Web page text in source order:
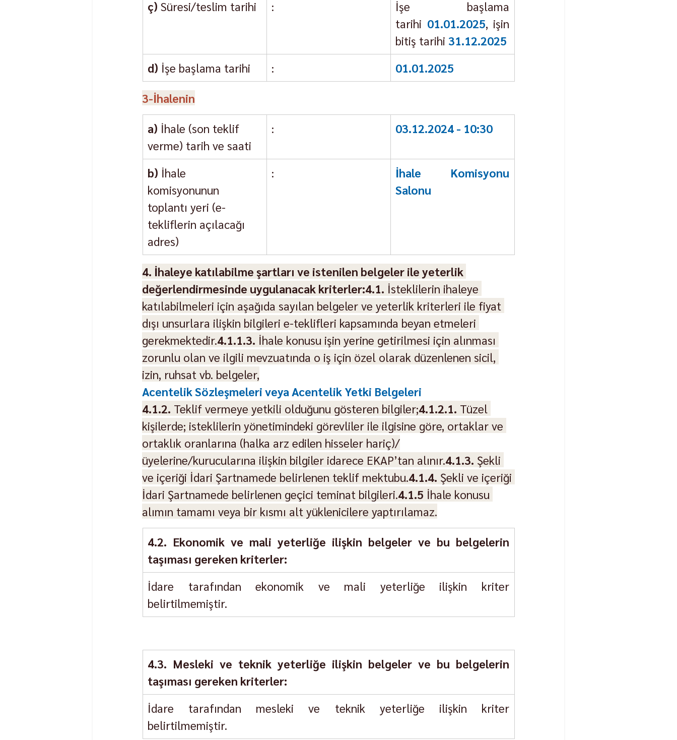
ç) Süresi/teslim tarihi :
İşe başlama
tarihi 01.01.2025, işin
bitiş tarihi 31.12.2025
d) İşe başlama tarihi :
01.01.2025
3-İhalenin
a) İhale (son teklif
verme) tarih ve saati
: 03.12.2024 - 10:30
b) İhale
komisyonunun
toplantı yeri (e-
tekliflerin açılacağı
adres)
:
İhale Komisyonu
Salonu
4. İhaleye katılabilme şartları ve istenilen belgeler ile yeterlik
değerlendirmesinde uygulanacak kriterler:4.1. İsteklilerin ihaleye
katılabilmeleri için aşağıda sayılan belgeler ve yeterlik kriterleri ile fiyat
dışı unsurlara ilişkin bilgileri e-teklifleri kapsamında beyan etmeleri
gerekmektedir.4.1.1.3. İhale konusu işin yerine getirilmesi için alınması
zorunlu olan ve ilgili mevzuatında o iş için özel olarak düzenlenen sicil,
izin, ruhsat vb. belgeler,
Acentelik Sözleşmeleri veya Acentelik Yetki Belgeleri
4.1.2. Teklif vermeye yetkili olduğunu gösteren bilgiler;4.1.2.1. Tüzel
kişilerde; isteklilerin yönetimindeki görevliler ile ilgisine göre, ortaklar ve
ortaklık oranlarına (halka arz edilen hisseler hariç)/
üyelerine/kurucularına ilişkin bilgiler idarece EKAP’tan alınır.4.1.3. Şekli
ve içeriği İdari Şartnamede belirlenen teklif mektubu.4.1.4. Şekli ve içeriği
İdari Şartnamede belirlenen geçici teminat bilgileri.4.1.5 İhale konusu
alımın tamamı veya bir kısmı alt yüklenicilere yaptırılamaz.
4.2. Ekonomik ve mali yeterliğe ilişkin belgeler ve bu belgelerin
taşıması gereken kriterler:
İdare tarafından ekonomik ve mali yeterliğe ilişkin kriter
belirtilmemiştir.
4.3. Mesleki ve teknik yeterliğe ilişkin belgeler ve bu belgelerin
taşıması gereken kriterler:
İdare tarafından mesleki ve teknik yeterliğe ilişkin kriter
belirtilmemiştir.